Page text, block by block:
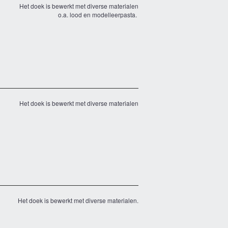
Het doek is bewerkt met diverse materialen
o.a. lood en modelleerpasta.
Het doek is bewerkt met diverse materialen
Het doek is bewerkt met diverse materialen.